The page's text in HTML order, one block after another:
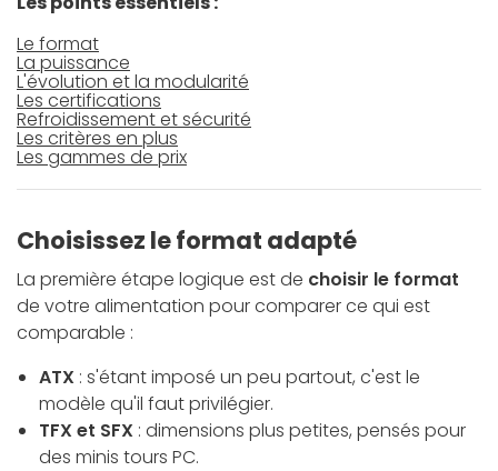
Le format
La puissance
L'évolution et la modularité
Les certifications
Refroidissement et sécurité
Les critères en plus
Les gammes de prix
Choisissez le format adapté
La première étape logique est de choisir le format
de votre alimentation pour comparer ce qui est
comparable :
ATX : s'étant imposé un peu partout, c'est le
modèle qu'il faut privilégier.
TFX et SFX : dimensions plus petites, pensés pour
des minis tours PC.